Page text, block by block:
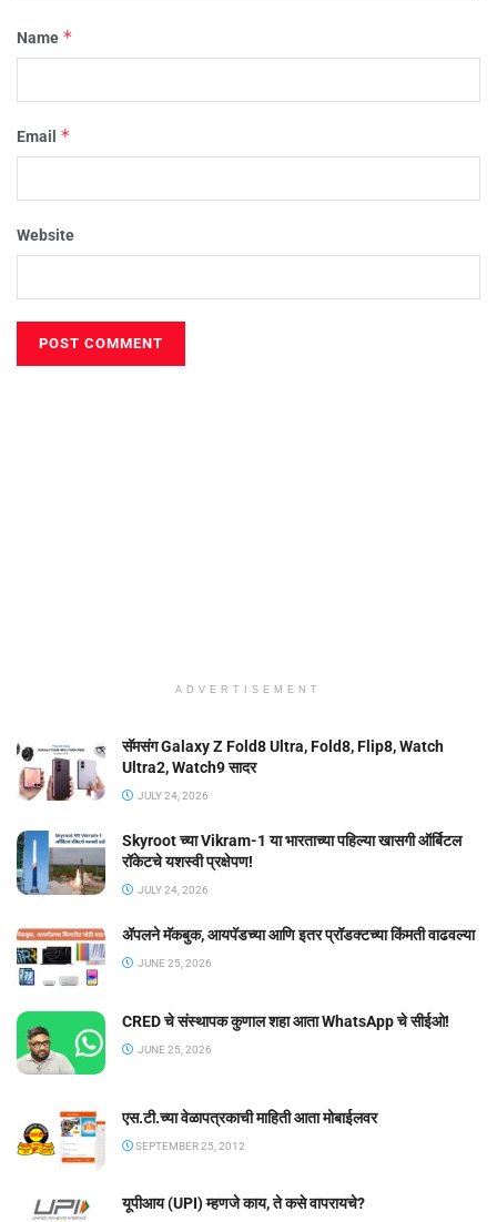
Name *
Email *
Website
ADVERTISEMENT
सॅमसंग Galaxy Z Fold8 Ultra, Fold8, Flip8, Watch
Ultra2, Watch9 सादर
JULY 24, 2026
Skyroot च्या Vikram-1 या भारताच्या पहिल्या खासगी ऑर्बिटल
रॉकेटचे यशस्वी प्रक्षेपण!
JULY 24, 2026
ॲपलने मॅकबुक, आयपॅडच्या आणि इतर प्रॉडक्टच्या किंमती वाढवल्या
JUNE 25, 2026
CRED चे संस्थापक कुणाल शहा आता WhatsApp चे सीईओ!
JUNE 25, 2026
एस.टी.च्या वेळापत्रकाची माहिती आता मोबाईलवर
SEPTEMBER 25, 2012
यूपीआय (UPI) म्हणजे काय, ते कसे वापरायचे?